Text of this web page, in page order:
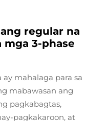
regular na
mga 3-phase
mahalaga para sa
mabawasan ang
pagkabagtas,
pagkakaroon, at